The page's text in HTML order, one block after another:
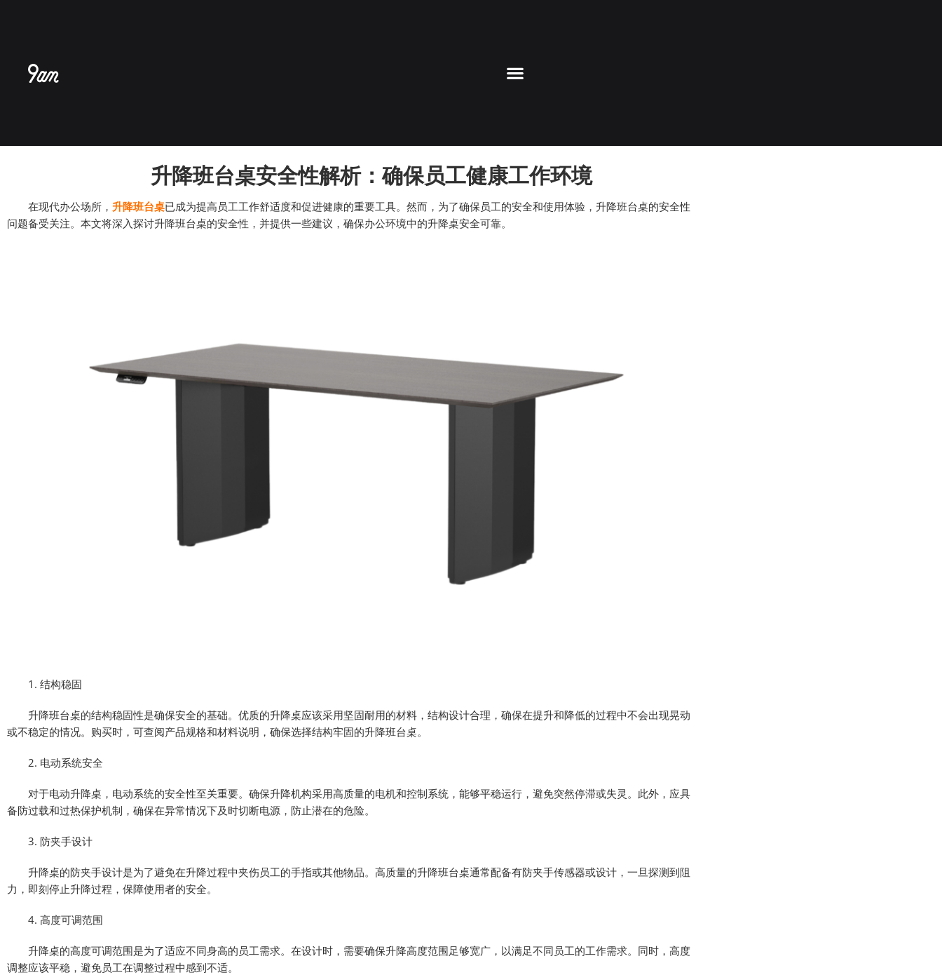
升降班台桌安全性解析：确保员工健康工作环境
在现代办公场所， 升降班台桌已成为提高员工工作舒适度和促进健康的重要工具。然而，为了确保员工的安全和使用体验，升降班台桌的安全性
问题备受关注。本文将深入探讨升降班台桌的安全性，并提供一些建议，确保办公环境中的升降桌安全可靠。
1. 结构稳固
升降班台桌的结构稳固性是确保安全的基础。优质的升降桌应该采用坚固耐用的材料，结构设计合理，确保在提升和降低的过程中不会出现晃动
或不稳定的情况。购买时，可查阅产品规格和材料说明，确保选择结构牢固的升降班台桌。
2. 电动系统安全
对于电动升降桌，电动系统的安全性至关重要。确保升降机构采用高质量的电机和控制系统，能够平稳运行，避免突然停滞或失灵。此外，应具
备防过载和过热保护机制，确保在异常情况下及时切断电源，防止潜在的危险。
3. 防夹手设计
升降桌的防夹手设计是为了避免在升降过程中夹伤员工的手指或其他物品。高质量的升降班台桌通常配备有防夹手传感器或设计，一旦探测到阻
力，即刻停止升降过程，保障使用者的安全。
4. 高度可调范围
升降桌的高度可调范围是为了适应不同身高的员工需求。在设计时，需要确保升降高度范围足够宽广，以满足不同员工的工作需求。同时，高度
调整应该平稳，避免员工在调整过程中感到不适。